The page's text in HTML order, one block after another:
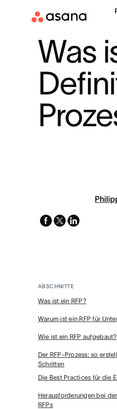
Was
facebook
x-
linkedin
ABSCHNITTE
Was ist ein RFP?
Warum ist ein RFP für
Wie ist ein RFP aufgebaut?
Der RFP-Prozess: so
Schritten
Die Best Practices für die
Herausforderungen bei
RFPs